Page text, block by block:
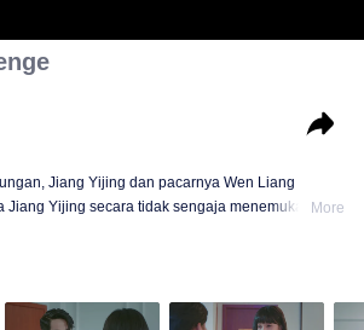
Jiang Yijing dan pacarnya Wen Liang
Yijing secara tidak sengaja menemukan
Xiao Mira melalui cermin. Dengan demikian
dendam yang dimanipulasi oleh jiwa.
More